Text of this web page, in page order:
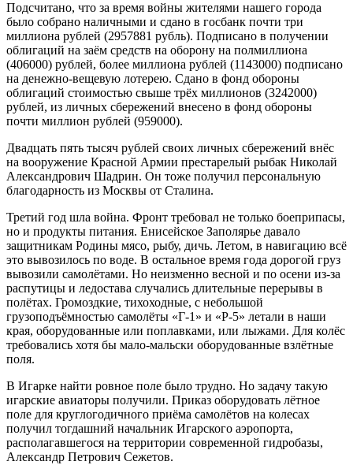
Подсчитано, что за время войны жителями нашего города
было собрано наличными и сдано в госбанк почти три
миллиона рублей (2957881 рубль). Подписано в получении
облигаций на заём средств на оборону на полмиллиона
(406000) рублей, более миллиона рублей (1143000) подписано
на денежно-вещевую лотерею. Сдано в фонд обороны
облигаций стоимостью свыше трёх миллионов (3242000)
рублей, из личных сбережений внесено в фонд обороны
почти миллион рублей (959000).
Двадцать пять тысяч рублей своих личных сбережений внёс
на вооружение Красной Армии престарелый рыбак Николай
Александрович Шадрин. Он тоже получил персональную
благодарность из Москвы от Сталина.
Третий год шла война. Фронт требовал не только боеприпасы,
но и продукты питания. Енисейское Заполярье давало
защитникам Родины мясо, рыбу, дичь. Летом, в навигацию всё
это вывозилось по воде. В остальное время года дорогой груз
вывозили самолётами. Но неизменно весной и по осени из-за
распутицы и ледостава случались длительные перерывы в
полётах. Громоздкие, тихоходные, с небольшой
грузоподъёмностью самолёты «Г-1» и «Р-5» летали в наши
края, оборудованные или поплавками, или лыжами. Для колёс
требовались хотя бы мало-мальски оборудованные взлётные
поля.
В Игарке найти ровное поле было трудно. Но задачу такую
игарские авиаторы получили. Приказ оборудовать лётное
поле для круглогодичного приёма самолётов на колесах
получил тогдашний начальник Игарского аэропорта,
располагавшегося на территории современной гидробазы,
Александр Петрович Сежетов.